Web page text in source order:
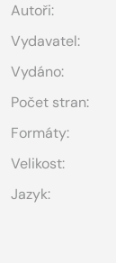
Autoři:
Vydavatel:
Vydáno:
Počet stran:
Formáty:
Velikost:
Jazyk: